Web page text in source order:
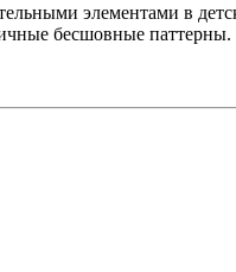
элементами в
бесшовные паттерны.